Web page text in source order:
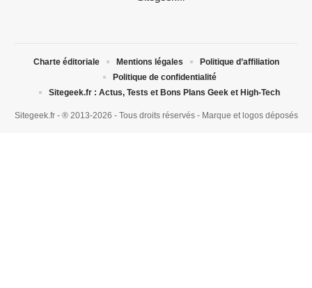
Sitegeek.fr - ® 2013-2026 - Tous droits réservés - Marque et logos déposés
Charte éditoriale Mentions légales
Politique d’affiliation
Politique de confidentialité
Sitegeek.fr : Actus, Tests et Bons Plans Geek et High-Tech